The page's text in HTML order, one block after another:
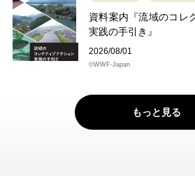
資料案内『流域のコレ
実践の手引き』
2026/08/01
©WWF-Japan
もっと見る